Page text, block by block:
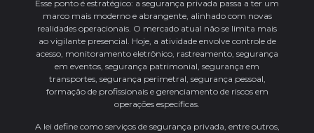
Esse ponto é estratégico: a segurança privada passa a ter um
marco mais moderno e abrangente, alinhado com novas
realidades operacionais. O mercado atual não se limita mais
ao vigilante presencial. Hoje, a atividade envolve controle de
acesso, monitoramento eletrônico, rastreamento, segurança
em eventos, segurança patrimonial, segurança em
transportes, segurança perimetral, segurança pessoal,
formação de profissionais e gerenciamento de riscos em
operações específicas.
A lei define como serviços de segurança privada, entre outros,